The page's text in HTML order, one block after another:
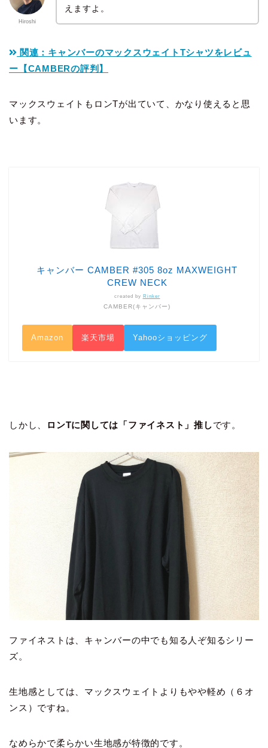
Hiroshi
えますよ。
関連：キャンバーのマックスウェイトTシャツをレビュ
ー【CAMBERの評判】
マックスウェイトもロンTが出ていて、かなり使えると思
います。
キャンバー CAMBER #305 8oz MAXWEIGHT
CREW NECK
created by Rinker
CAMBER(キャンバー)
Amazon 楽天市場 Yahooショッピング
しかし、 ロンTに関しては「ファイネスト」推しです。
ファイネストは、キャンバーの中でも知る人ぞ知るシリー
ズ。
生地感としては、マックスウェイトよりもやや軽め（６オ
ンス）ですね。
なめらかで柔らかい生地感が特徴的です。